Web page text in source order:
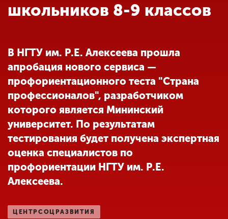
Международная
деятельность
Другие виды
деятельности
Студенческая жизнь
Сведения об
образовательной
организации
школьников 8-9 классов
В НГТУ им. Р.Е. Алексеева прошла
апробация нового сервиса —
профориентационного теста "Страна
профессионалов", разработчиком
которого является Мининский
университет. По результатам
тестирования будет получена экспертная
оценка специалистов по
профориентации НГТУ им. Р.Е.
Алексеева.
ЦЕНТРСОЦРАЗВИТИЯ